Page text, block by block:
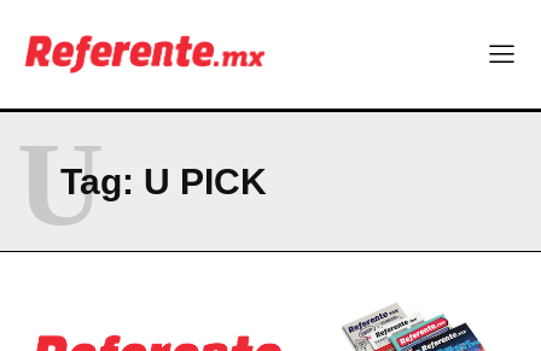
prestaciones
Becas internacionales abren nuevas oportunidades para
Linux nació como un hobby y hoy mueve la tecnología global
Más escuelas renovadas: fortalecen espacios para el regreso
a clases
Technology
Hormony, startup chihuahuense, es nominada a los MedTech
Tag: U PICK
U